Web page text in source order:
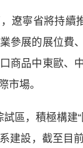
遼寧省將持續
參展的展位費
商品中東歐、
市場。
，積極構建“
建設，截至目